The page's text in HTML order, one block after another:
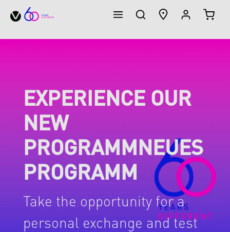
springen
EXPERIENCE OUR
NEW
PROGRAMMNEUES
PROGRAMM
Take the opportunity for a
personal exchange and test